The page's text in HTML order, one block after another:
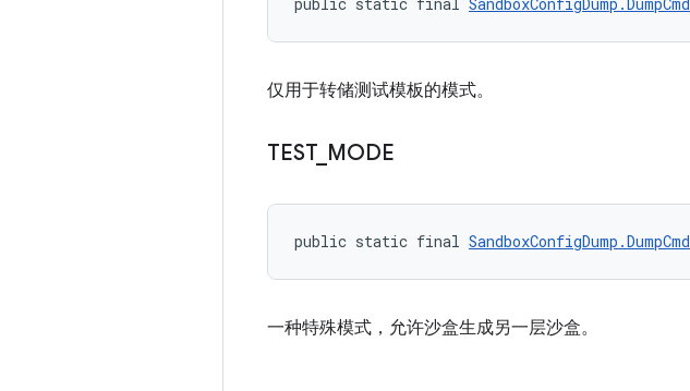
仅用于转储测试模板的模式。
TEST_ MODE
public static final SandboxConfigDump.DumpCmd
一种特殊模式，允许沙盒生成另一层沙盒。